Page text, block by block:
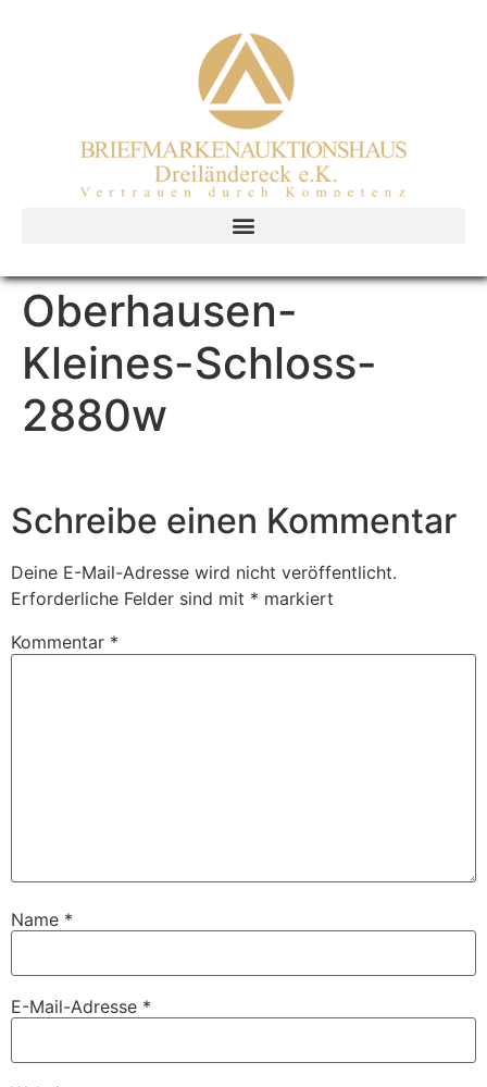
Oberhausen-
Kleines-Schloss-
2880w
Schreibe einen Kommentar
Deine E-Mail-Adresse wird nicht veröffentlicht.
Erforderliche Felder sind mit * markiert
Kommentar *
Name *
E-Mail-Adresse *